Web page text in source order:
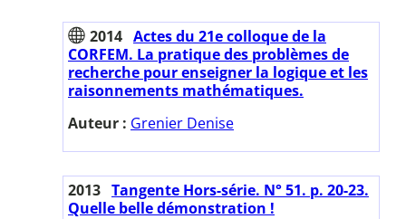
2014 Actes du 21e colloque de la
CORFEM. La pratique des problèmes de
recherche pour enseigner la logique et les
raisonnements mathématiques.
Auteur : Grenier Denise
2013 Tangente Hors-série. N° 51. p. 20-23.
Quelle belle démonstration !